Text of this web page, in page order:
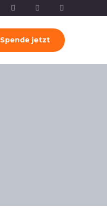
Spende jetzt